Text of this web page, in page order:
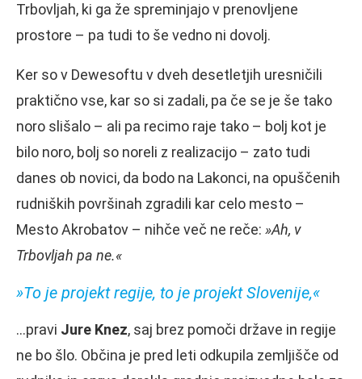
Trbovljah, ki ga že spreminjajo v prenovljene
prostore – pa tudi to še vedno ni dovolj.
Ker so v Dewesoftu v dveh desetletjih uresničili
praktično vse, kar so si zadali, pa če se je še tako
noro slišalo – ali pa recimo raje tako – bolj kot je
bilo noro, bolj so noreli z realizacijo – zato tudi
danes ob novici, da bodo na Lakonci, na opuščenih
rudniških površinah zgradili kar celo mesto –
Mesto Akrobatov – nihče več ne reče: »Ah, v
Trbovljah pa ne.«
»To je projekt regije, to je projekt Slovenije,«
…pravi Jure Knez, saj brez pomoči države in regije
ne bo šlo. Občina je pred leti odkupila zemljišče od